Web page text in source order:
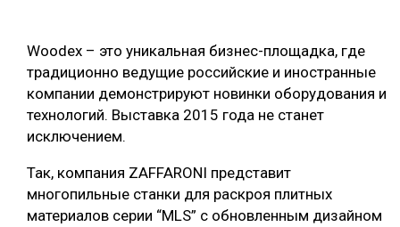
ЦИФРОВАЯ СРЕДА
БИОЭНЕРГЕТИКА
ЛЕСОВОССТАНОВЛЕНИЕ И ЗАЩИТА
ПРОИЗВОДСТВО ДРЕВЕСНЫХ ПЛИТ
ЦБП
РУБРИКИ
ТЕМАТИЧЕСКИЕ ПРОЕКТЫ
ПОДБОРКИ СТАТЕЙ
Woodex – это уникальная бизнес-площадка, где
традиционно ведущие российские и иностранные
компании демонстрируют новинки оборудования и
технологий. Выставка 2015 года не станет
исключением.
Так, компания ZAFFARONI представит
многопильные станки для раскроя плитных
материалов серии “MLS” с обновленным дизайном